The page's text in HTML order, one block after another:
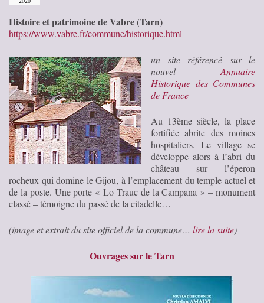
Histoire et patrimoine de Vabre (Tarn)
https://www.vabre.fr/commune/historique.html
un site référencé sur le
nouvel Annuaire
Historique des Communes
de France
Au 13ème siècle, la place
fortifiée abrite des moines
hospitaliers. Le village se
développe alors à l’abri du
château sur l’éperon
rocheux qui domine le Gijou, à l’emplacement du temple actuel et
de la poste. Une porte « Lo Trauc de la Campana » – monument
classé – témoigne du passé de la citadelle…
(image et extrait du site officiel de la commune… lire la suite)
Ouvrages sur le Tarn